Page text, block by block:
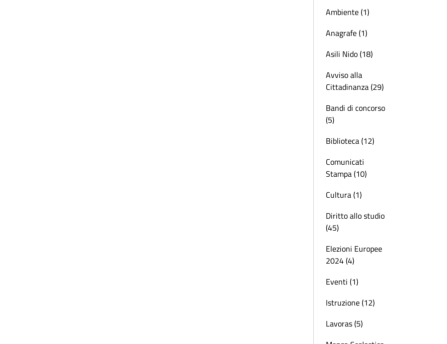
Ambiente (1)
Anagrafe (1)
Asili Nido (18)
Avviso alla
Cittadinanza (29)
Bandi di concorso
(5)
Biblioteca (12)
Comunicati
Stampa (10)
Cultura (1)
Diritto allo studio
(45)
Elezioni Europee
2024 (4)
Eventi (1)
Istruzione (12)
Lavoras (5)